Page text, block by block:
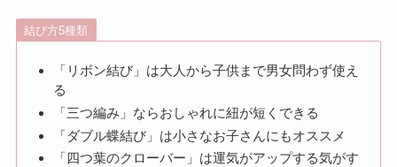
結び方5種類
「リボン結び」は大人から子供まで男女問わず使え
る
「三つ編み」ならおしゃれに紐が短くできる
「ダブル蝶結び」は小さなお子さんにもオススメ
「四つ葉のクローバー」は運気がアップする気がす